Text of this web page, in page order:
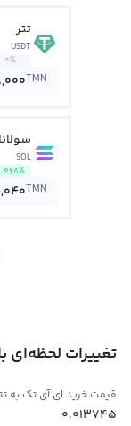
تتر
USDT
0%
TMN
سولانا
SOL
TMN
تغییرات لحظه‌ای
قیمت خرید ای آی تک به
0.013745